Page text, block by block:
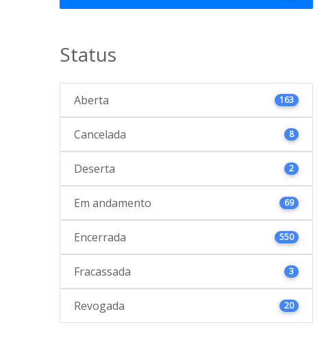
Status
Aberta 163
Cancelada 8
Deserta 2
Em andamento 69
Encerrada 550
Fracassada 3
Revogada 20